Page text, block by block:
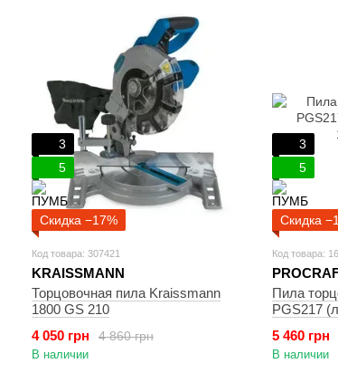
3
5
Скидка −17%
Код товара: 307421
KRAISSMANN
Торцовочная пила Kraissmann
1800 GS 210
4 860 грн
4 050 грн
В наличии
3
5
Скидка
Код товара:
Пила
PGS217
5 460 грн
В наличии